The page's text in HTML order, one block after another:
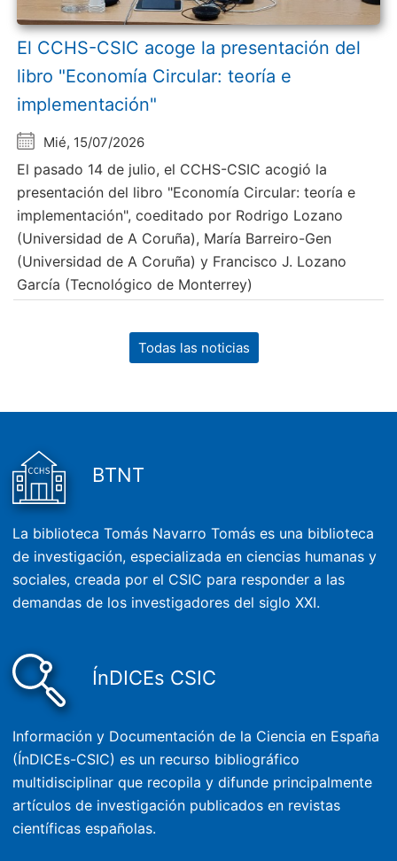
El CCHS-CSIC acoge la presentación del
libro "Economía Circular: teoría e
implementación"
Mié, 15/07/2026
El pasado 14 de julio, el CCHS-CSIC acogió la
presentación del libro "Economía Circular: teoría e
implementación", coeditado por Rodrigo Lozano
(Universidad de A Coruña), María Barreiro-Gen
(Universidad de A Coruña) y Francisco J. Lozano
García (Tecnológico de Monterrey)
Todas las noticias
BTNT
La biblioteca Tomás Navarro Tomás es una biblioteca
de investigación, especializada en ciencias humanas y
sociales, creada por el CSIC para responder a las
demandas de los investigadores del siglo XXI.
ÍnDICEs CSIC
Información y Documentación de la Ciencia en España
(ÍnDICEs-CSIC) es un recurso bibliográfico
multidisciplinar que recopila y difunde principalmente
artículos de investigación publicados en revistas
científicas españolas.